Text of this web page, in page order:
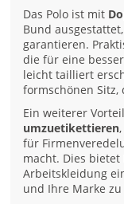
Das Polo ist mit
Bund
garantieren.
die für eine
leicht tailliert
formschönen
Ein weiterer
umzuetikettieren
für
macht. Dies
Arbeitskleidung
und Ihre Marke